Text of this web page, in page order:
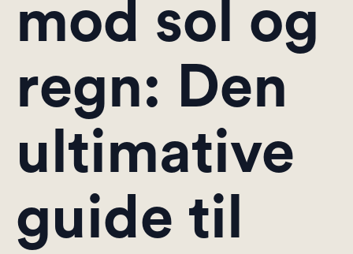
mod sol og
regn: Den
ultimative
guide til